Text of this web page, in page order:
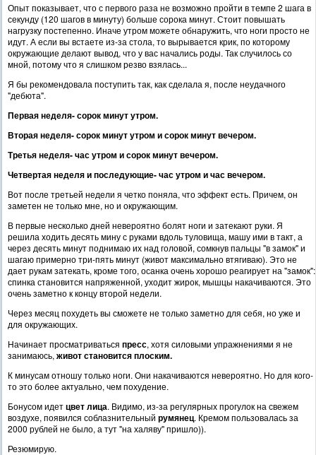
Опыт показывает, что с первого раза не возможно пройти в темпе 2 шага в
секунду (120 шагов в минуту) больше сорока минут. Стоит повышать
нагрузку постепенно. Иначе утром можете обнаружить, что ноги просто не
идут. А если вы встаете из-за стола, то вырывается крик, по которому
окружающие делают вывод, что у вас начались роды. Так случилось со
мной, потому что я слишком резво взялась...
Я бы рекомендовала поступить так, как сделала я, после неудачного
"дебюта".
Первая неделя- сорок минут утром.
Вторая неделя- сорок минут утром и сорок минут вечером.
Третья неделя- час утром и сорок минут вечером.
Четвертая неделя и последующие- час утром и час вечером.
Вот после третьей недели я четко поняла, что эффект есть. Причем, он
заметен не только мне, но и окружающим.
В первые несколько дней невероятно болят ноги и затекают руки. Я
решила ходить десять мину с руками вдоль туловища, машу ими в такт, а
через десять минут поднимаю их над головой, сомкнув пальцы "в замок" и
шагаю примерно три-пять минут (живот максимально втягиваю). Это не
дает рукам затекать, кроме того, осанка очень хорошо реагирует на "замок":
спинка становится напряженной, уходит жирок, мышцы накачиваются. Это
очень заметно к концу второй недели.
Через месяц похудеть вы сможете не только заметно для себя, но уже и
для окружающих.
Начинает просматриваться пресс, хотя силовыми упражнениями я не
занимаюсь, живот становится плоским.
К минусам отношу только ноги. Они накачиваются невероятно. Но для кого-
то это более актуально, чем похудение.
Бонусом идетцвет лица. Видимо, из-за регулярных прогулок на свежем
воздухе, появился соблазнительный румянец. Кремом пользовалась за
2000 рублей не было, а тут "на халяву" пришло)).
Резюмирую.